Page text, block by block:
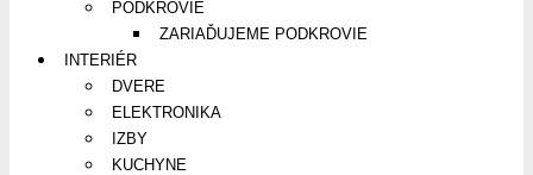
PODKROVIE
ZARIAĎUJEME PODKROVIE
INTERIÉR
DVERE
ELEKTRONIKA
IZBY
KUCHYNE